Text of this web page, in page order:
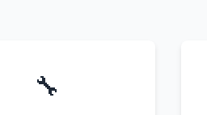
🔧